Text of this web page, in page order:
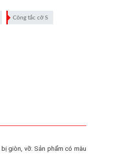
Công tắc cỡ S
giòn, vỡ. Sản phẩm có màu